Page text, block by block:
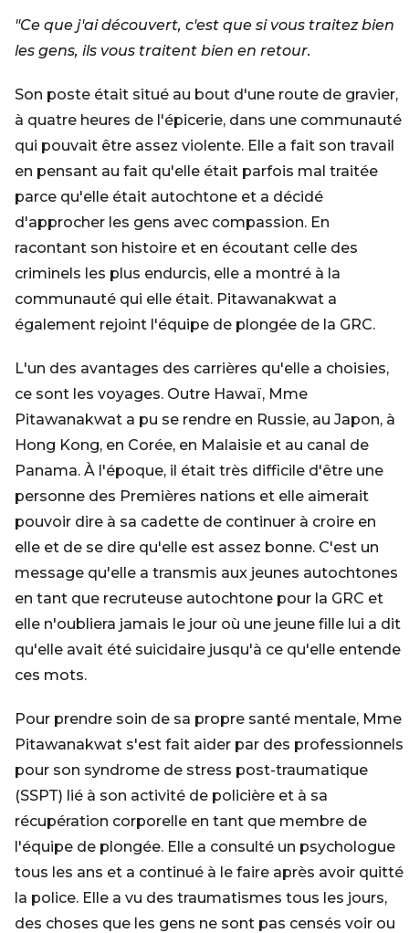
"Ce que j'ai découvert, c'est que si vous traitez bien
les gens, ils vous traitent bien en retour.
Son poste était situé au bout d'une route de gravier,
à quatre heures de l'épicerie, dans une communauté
qui pouvait être assez violente. Elle a fait son travail
en pensant au fait qu'elle était parfois mal traitée
parce qu'elle était autochtone et a décidé
d'approcher les gens avec compassion. En
racontant son histoire et en écoutant celle des
criminels les plus endurcis, elle a montré à la
communauté qui elle était. Pitawanakwat a
également rejoint l'équipe de plongée de la GRC.
L'un des avantages des carrières qu'elle a choisies,
ce sont les voyages. Outre Hawaï, Mme
Pitawanakwat a pu se rendre en Russie, au Japon, à
Hong Kong, en Corée, en Malaisie et au canal de
Panama. À l'époque, il était très difficile d'être une
personne des Premières nations et elle aimerait
pouvoir dire à sa cadette de continuer à croire en
elle et de se dire qu'elle est assez bonne. C'est un
message qu'elle a transmis aux jeunes autochtones
en tant que recruteuse autochtone pour la GRC et
elle n'oubliera jamais le jour où une jeune fille lui a dit
qu'elle avait été suicidaire jusqu'à ce qu'elle entende
ces mots.
Pour prendre soin de sa propre santé mentale, Mme
Pitawanakwat s'est fait aider par des professionnels
pour son syndrome de stress post-traumatique
(SSPT) lié à son activité de policière et à sa
récupération corporelle en tant que membre de
l'équipe de plongée. Elle a consulté un psychologue
tous les ans et a continué à le faire après avoir quitté
la police. Elle a vu des traumatismes tous les jours,
des choses que les gens ne sont pas censés voir ou